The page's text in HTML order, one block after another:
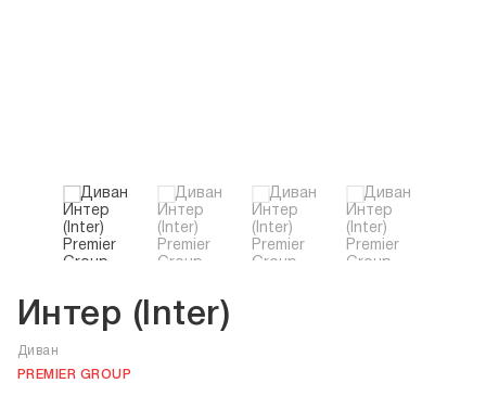
Интер (Inter)
Диван
PREMIER GROUP